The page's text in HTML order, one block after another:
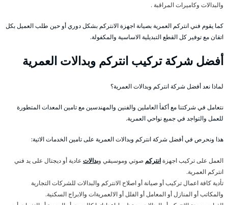
والبدالات وكاميرات المراقبة .
كما يقوم فني انتركم العمرية بصيانة اجهزة الانتركم بشكل دوري أو حين طلب العميل بكل
اتقان مع توفير كل القطع التبديلية الاساسية والمكفولة.
أفضل شركة تركيب انتركم وبدالات العمرية
لماذا نعد أفضل شركة انتركم وبدالات العمرية؟
نتعامل في شركتنا مع أكفأ العاملين والفنين والمهندسين مع تامين المعدات المتطورة
للعمل والتواجد في جميع نواحي العمرية.
هذا ونحرص في أفضل شركة انتركم وبدالات العمرية على تامين الخدمات الاتية:
العمل على تركيب اجهزةانتركم صوتي وموسيقي وبدالات عادية أو ديجتال على يد فني
انتركم العمرية.
تأدية كافة اعمال تركيب أو صيانة أو اصلاح الانتركم والبدالات للشركات التجارية
والمكاتب أو المنازل أو المعامل أو الفلل أو الالعمريةات والابراج السكنية.